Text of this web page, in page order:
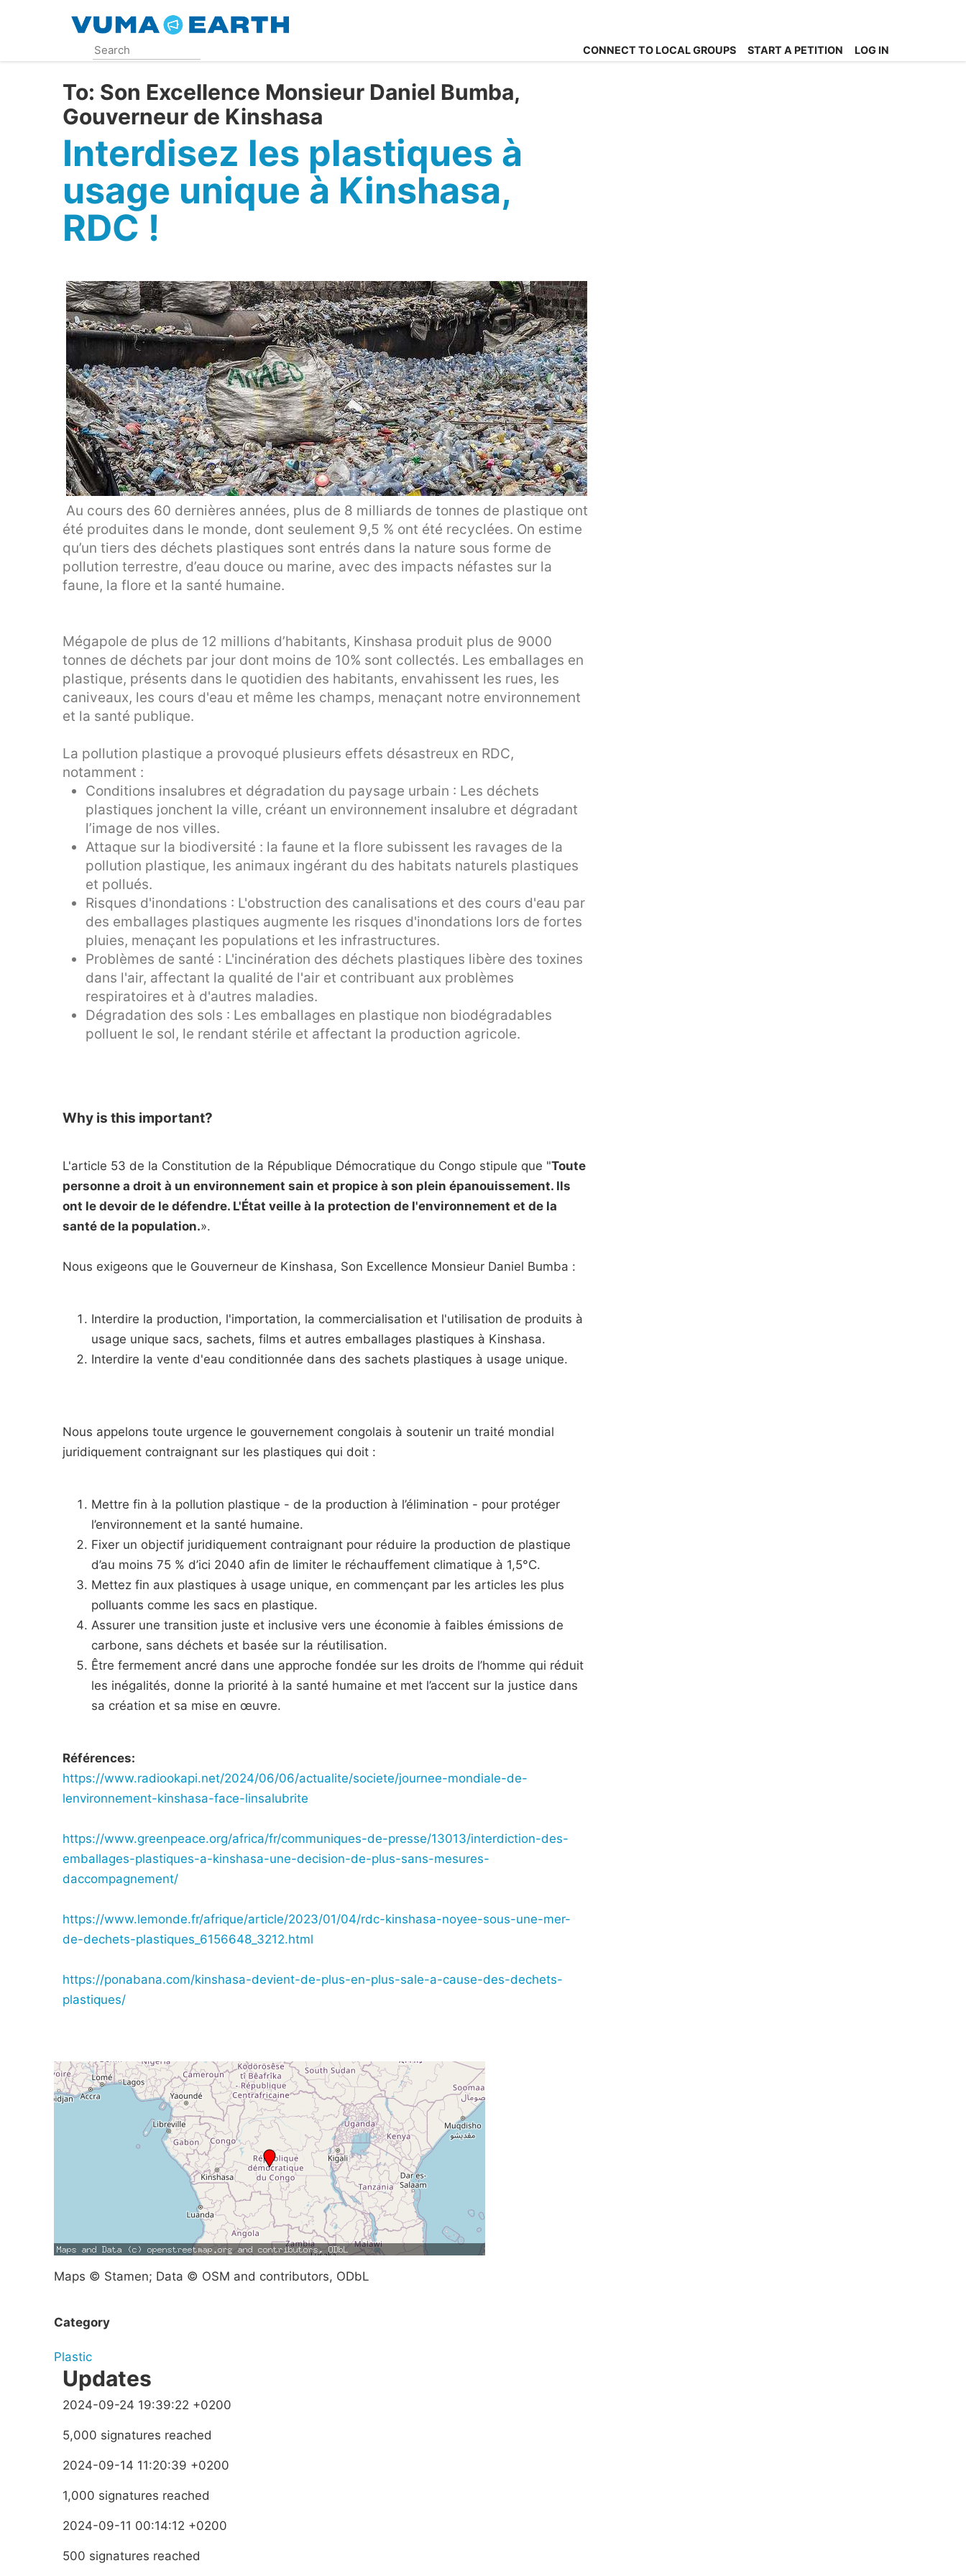
content
CONNECT TO LOCAL GROUPS START A PETITION LOG IN
To: Son Excellence Monsieur Daniel Bumba,
Gouverneur de Kinshasa
Interdisez les plastiques à
usage unique à Kinshasa,
RDC !
Au cours des 60 dernières années, plus de 8 milliards de tonnes de plastique ont
été produites dans le monde, dont seulement 9,5 % ont été recyclées. On estime
qu’un tiers des déchets plastiques sont entrés dans la nature sous forme de
pollution terrestre, d’eau douce ou marine, avec des impacts néfastes sur la
faune, la flore et la santé humaine.
Mégapole de plus de 12 millions d’habitants, Kinshasa produit plus de 9000
tonnes de déchets par jour dont moins de 10% sont collectés. Les emballages en
plastique, présents dans le quotidien des habitants, envahissent les rues, les
caniveaux, les cours d'eau et même les champs, menaçant notre environnement
et la santé publique.
La pollution plastique a provoqué plusieurs effets désastreux en RDC,
notamment :
Conditions insalubres et dégradation du paysage urbain : Les déchets
plastiques jonchent la ville, créant un environnement insalubre et dégradant
l’image de nos villes.
Attaque sur la biodiversité : la faune et la flore subissent les ravages de la
pollution plastique, les animaux ingérant du des habitats naturels plastiques
et pollués.
Risques d'inondations : L'obstruction des canalisations et des cours d'eau par
des emballages plastiques augmente les risques d'inondations lors de fortes
pluies, menaçant les populations et les infrastructures.
Problèmes de santé : L'incinération des déchets plastiques libère des toxines
dans l'air, affectant la qualité de l'air et contribuant aux problèmes
respiratoires et à d'autres maladies.
Dégradation des sols : Les emballages en plastique non biodégradables
polluent le sol, le rendant stérile et affectant la production agricole.
Why is this important?
L'article 53 de la Constitution de la République Démocratique du Congo stipule que "Toute
personne a droit à un environnement sain et propice à son plein épanouissement. Ils
ont le devoir de le défendre. L'État veille à la protection de l'environnement et de la
santé de la population.».
Nous exigeons que le Gouverneur de Kinshasa, Son Excellence Monsieur Daniel Bumba :
Interdire la production, l'importation, la commercialisation et l'utilisation de produits à
usage unique sacs, sachets, films et autres emballages plastiques à Kinshasa.
Interdire la vente d'eau conditionnée dans des sachets plastiques à usage unique.
Nous appelons toute urgence le gouvernement congolais à soutenir un traité mondial
juridiquement contraignant sur les plastiques qui doit :
Mettre fin à la pollution plastique - de la production à l’élimination - pour protéger
l’environnement et la santé humaine.
Fixer un objectif juridiquement contraignant pour réduire la production de plastique
d’au moins 75 % d’ici 2040 afin de limiter le réchauffement climatique à 1,5°C.
Mettez fin aux plastiques à usage unique, en commençant par les articles les plus
polluants comme les sacs en plastique.
Assurer une transition juste et inclusive vers une économie à faibles émissions de
carbone, sans déchets et basée sur la réutilisation.
Être fermement ancré dans une approche fondée sur les droits de l’homme qui réduit
les inégalités, donne la priorité à la santé humaine et met l’accent sur la justice dans
sa création et sa mise en œuvre.
Références:
https://www.radiookapi.net/2024/06/06/actualite/societe/journee-mondiale-de-
lenvironnement-kinshasa-face-linsalubrite
https://www.greenpeace.org/africa/fr/communiques-de-presse/13013/interdiction-des-
emballages-plastiques-a-kinshasa-une-decision-de-plus-sans-mesures-
daccompagnement/
https://www.lemonde.fr/afrique/article/2023/01/04/rdc-kinshasa-noyee-sous-une-mer-
de-dechets-plastiques_6156648_3212.html
https://ponabana.com/kinshasa-devient-de-plus-en-plus-sale-a-cause-des-dechets-
plastiques/
Maps © Stamen; Data © OSM and contributors, ODbL
Category
Plastic
Updates
2024-09-24 19:39:22 +0200
5,000 signatures reached
2024-09-14 11:20:39 +0200
1,000 signatures reached
2024-09-11 00:14:12 +0200
500 signatures reached